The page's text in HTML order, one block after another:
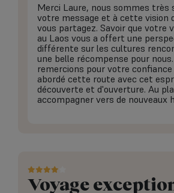
Merci Laure, nous sommes très
votre message et à cette vision
vous partagez. Savoir que votre
au Laos vous a offert une
différente sur les cultures
une belle récompense pour
remercions pour votre
abordé cette route avec cet
découverte et d'ouverture. Au
accompagner vers de nouveaux
Voyage